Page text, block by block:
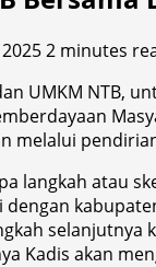
2 minutes
UMKM NTB,
melalui
langkah atau
dengan
Kadis akan